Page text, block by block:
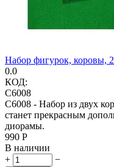
Набор фигурок, коровы,
0.0
КОД:
C6008
С6008 - Набор из двух
станет прекрасным
диорамы.
‍990‍ Р
В наличии
+
−